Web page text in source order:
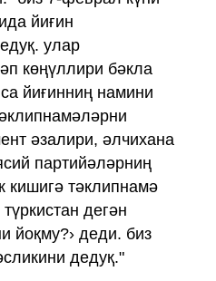
йиғин
улар
көңүллири бәкла
йиғинниң намини
әзалири, әлчихана
партийәләрниң
кишигә тәклипнамә
дегән
йоқму?› деди. биз
дедуқ."